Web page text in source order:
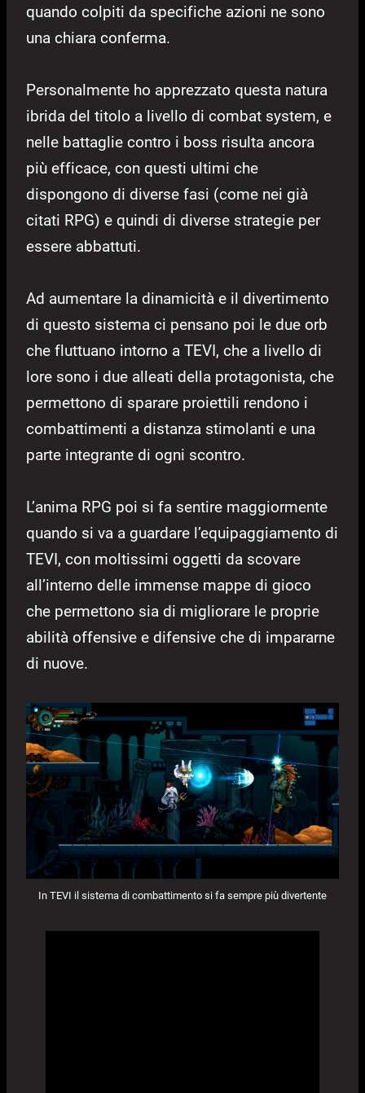
quando colpiti da specifiche azioni ne sono
una chiara conferma.
Personalmente ho apprezzato questa natura
ibrida del titolo a livello di combat system, e
nelle battaglie contro i boss risulta ancora
più efficace, con questi ultimi che
dispongono di diverse fasi (come nei già
citati RPG) e quindi di diverse strategie per
essere abbattuti.
Ad aumentare la dinamicità e il divertimento
di questo sistema ci pensano poi le due orb
che fluttuano intorno a TEVI, che a livello di
lore sono i due alleati della protagonista, che
permettono di sparare proiettili rendono i
combattimenti a distanza stimolanti e una
parte integrante di ogni scontro.
L’anima RPG poi si fa sentire maggiormente
quando si va a guardare l’equipaggiamento di
TEVI, con moltissimi oggetti da scovare
all’interno delle immense mappe di gioco
che permettono sia di migliorare le proprie
abilità offensive e difensive che di impararne
di nuove.
In TEVI il sistema di combattimento si fa sempre più divertente